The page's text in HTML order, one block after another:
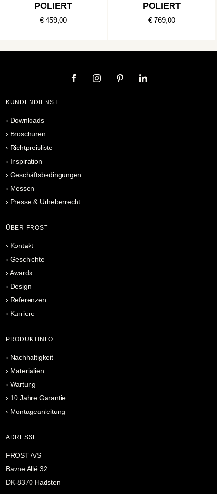
POLIERT
€ 459,00
POLIERT
€ 769,00
KUNDENDIENST
› Downloads
› Broschüren
› Richtpreisliste
› Inspiration
› Geschäftsbedingungen
› Messen
› Presse & Urheberrecht
ÜBER FROST
› Kontakt
› Geschichte
› Awards
› Design
› Referenzen
› Karriere
PRODUKTINFO
› Nachhaltigkeit
› Materialien
› Wartung
› 10 Jahre Garantie
› Montageanleitung
ADRESSE
FROST A/S
Bavne Allé 32
DK-8370 Hadsten